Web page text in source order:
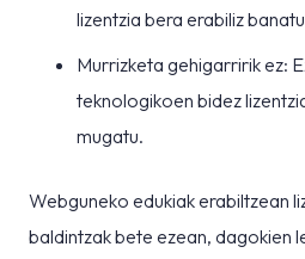
lizentzia bera erabiliz
Murrizketa gehigarririk ez:
teknologikoen bidez
mugatu.
Webguneko edukiak erabiltzean
baldintzak bete ezean, dagokien